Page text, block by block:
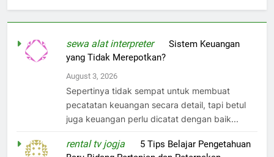
sewa alat interpreteronSistem Keuangan
yang Tidak Merepotkan?
August 3, 2026
Sepertinya tidak sempat untuk membuat
pecatatan keuangan secara detail, tapi betul
juga keuangan perlu dicatat dengan baik...
rental tv jogja
5 Tips Belajar Pengetahuan